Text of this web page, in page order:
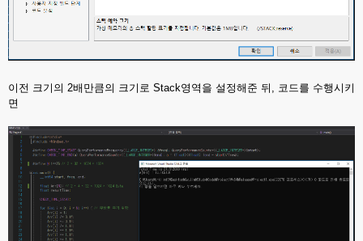
이전 크기의 2배만큼의 크기로 Stack영역을 설정해준 뒤, 코드를 수행시키
면